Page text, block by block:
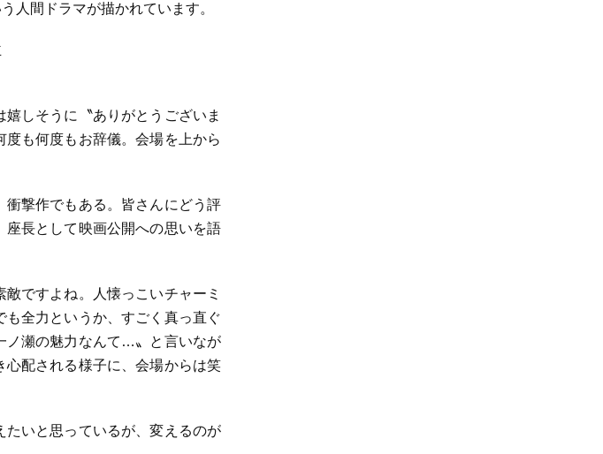
人間ドラマが描かれています。
しそうに〝ありがとうございま
も何度もお辞儀。会場を上から
撃作でもある。皆さんにどう評
長として映画公開への思いを語
ですよね。人懐っこいチャーミ
全力というか、すごく真っ直ぐ
ノ瀬の魅力なんて…〟と言いなが
配される様子に、会場からは笑
たいと思っているが、変えるのが